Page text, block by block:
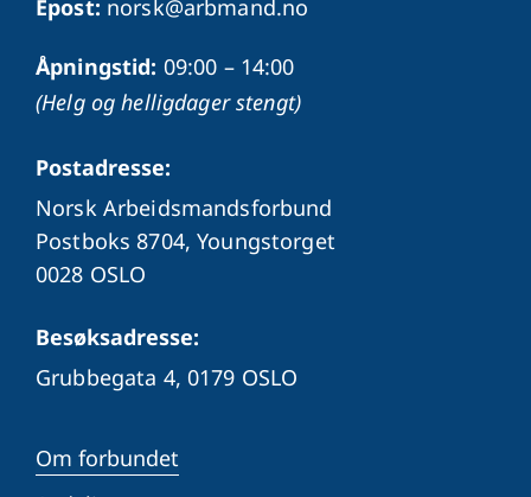
Epost: norsk@arbmand.no
Åpningstid: 09:00 – 14:00
(Helg og helligdager stengt)
Postadresse:
Norsk Arbeidsmandsforbund
Postboks 8704, Youngstorget
0028 OSLO
Besøksadresse:
Grubbegata 4,0179 OSLO
Om forbundet